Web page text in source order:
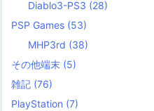
Diablo3-PS3 (28)
PSP Games (53)
MHP3rd (38)
その他端末 (5)
雑記 (76)
PlayStation (7)